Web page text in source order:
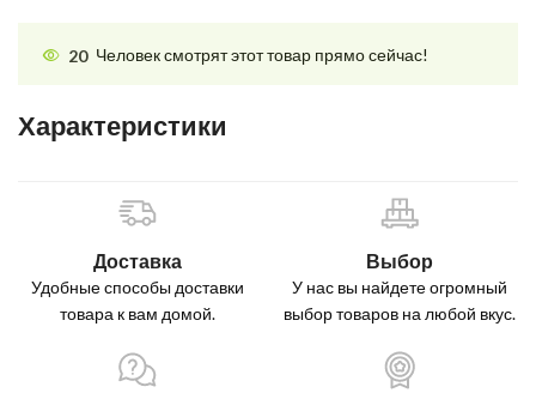
20 Человек смотрят этот товар прямо сейчас!
Характеристики
Доставка
Удобные способы доставки
товара к вам домой.
Выбор
У нас вы найдете огромный
выбор товаров на любой вкус.